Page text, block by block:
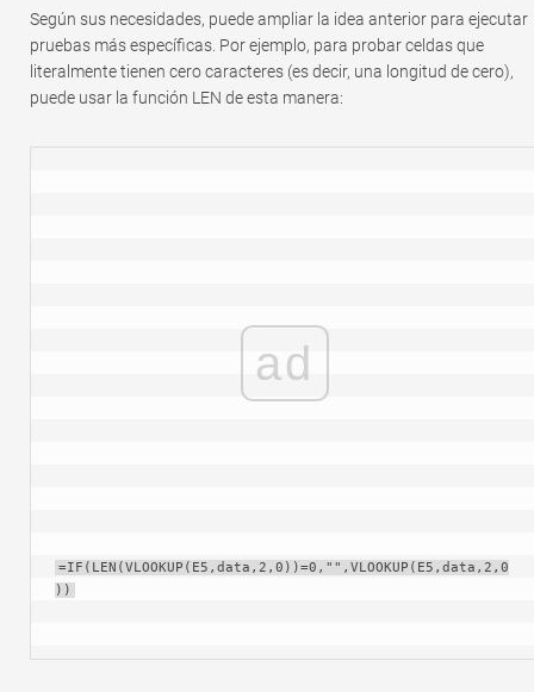
Según sus necesidades, puede ampliar la idea anterior para ejecutar
pruebas más específicas. Por ejemplo, para probar celdas que
literalmente tienen cero caracteres (es decir, una longitud de cero),
puede usar la función LEN de esta manera:
ad
=IF(LEN(VLOOKUP(E5,data,2,0))=0,"",VLOOKUP(E5,data,2,0
))